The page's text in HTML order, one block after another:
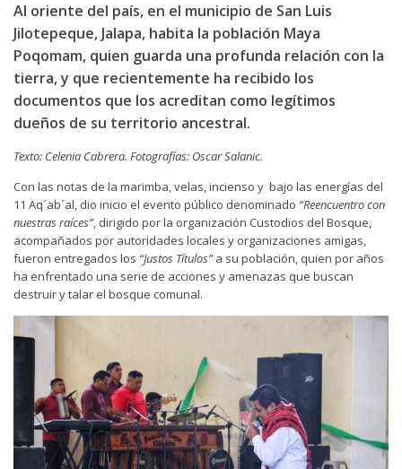
San Rafael Las Flores
Ixil
Barillas
Ixcán
Livingston
Minería
Sección: Puntos de Inflexión
Internacional
Educación
Trabajo
Al oriente del país, en el municipio de San Luis
Jilotepeque, Jalapa, habita la población Maya
Poqomam, quien guarda una profunda relación con la
tierra, y que recientemente ha recibido los
documentos que los acreditan como legítimos
dueños de su territorio ancestral.
Texto: Celenia Cabrera. Fotografías: Oscar Salanic.
Con las notas de la marimba, velas, incienso y bajo las energías del
11 Aq´ab´al, dio inicio el evento público denominado “Reencuentro con
nuestras raíces”, dirigido por la organización Custodios del Bosque,
acompañados por autoridades locales y organizaciones amigas,
fueron entregados los “Justos Títulos”a su población, quien por años
ha enfrentado una serie de acciones y amenazas que buscan
destruir y talar el bosque comunal.